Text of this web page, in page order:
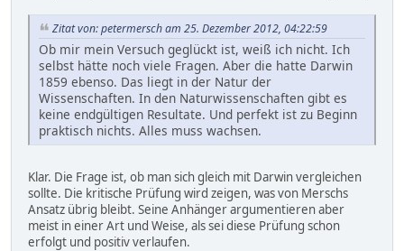
Zitat von: petermersch am 25. Dezember 2012, 04:22:59
Ob mir mein Versuch geglückt ist, weiß ich nicht. Ich
selbst hätte noch viele Fragen. Aber die hatte Darwin
1859 ebenso. Das liegt in der Natur der
Wissenschaften. In den Naturwissenschaften gibt es
keine endgültigen Resultate. Und perfekt ist zu Beginn
praktisch nichts. Alles muss wachsen.
Klar. Die Frage ist, ob man sich gleich mit Darwin vergleichen
sollte. Die kritische Prüfung wird zeigen, was von Merschs
Ansatz übrig bleibt. Seine Anhänger argumentieren aber
meist in einer Art und Weise, als sei diese Prüfung schon
erfolgt und positiv verlaufen.